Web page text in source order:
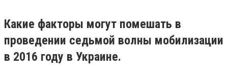
Какие факторы могут помешать в
проведении седьмой волны мобилизации
в 2016 году в Украине.